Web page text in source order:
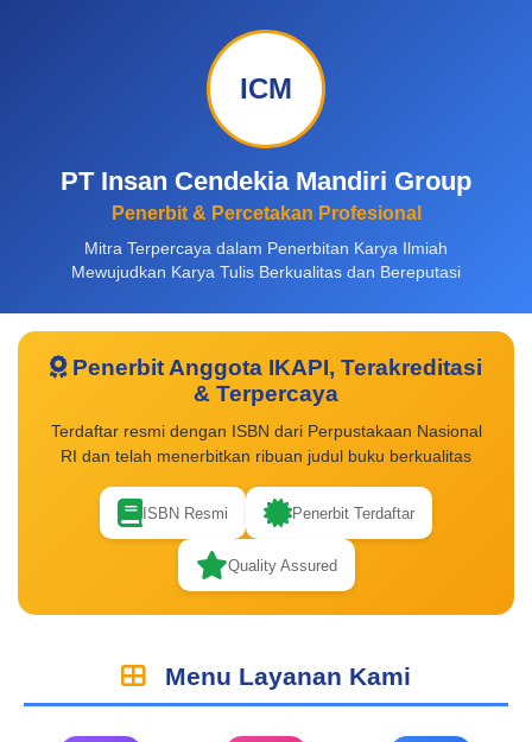
ICM
PT Insan Cendekia Mandiri Group
Penerbit & Percetakan Profesional
Mitra Terpercaya dalam Penerbitan Karya Ilmiah
Mewujudkan Karya Tulis Berkualitas dan Bereputasi
Penerbit Anggota IKAPI, Terakreditasi
& Terpercaya
Terdaftar resmi dengan ISBN dari Perpustakaan Nasional
RI dan telah menerbitkan ribuan judul buku berkualitas
ISBN Resmi Penerbit Terdaftar
Quality Assured
Menu Layanan Kami